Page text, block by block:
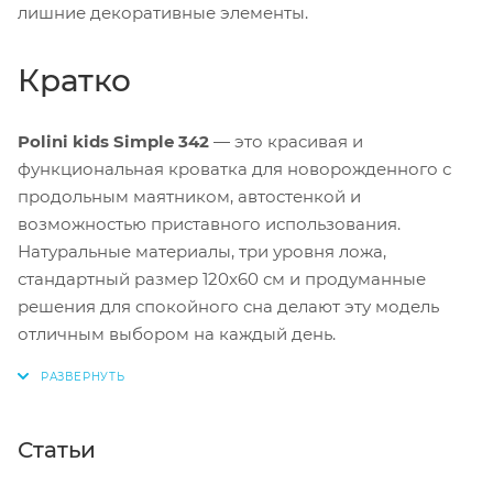
лишние декоративные элементы.
Кратко
Polini kids Simple 342 — это красивая и
функциональная кроватка для новорожденного с
продольным маятником, автостенкой и
возможностью приставного использования.
Натуральные материалы, три уровня ложа,
стандартный размер 120x60 см и продуманные
решения для спокойного сна делают эту модель
отличным выбором на каждый день.
Статьи